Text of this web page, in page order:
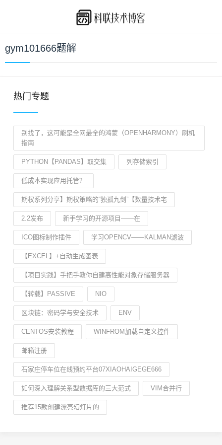
gym101666题解
热门专题
别找了，这可能是全网最全的鸿蒙（OPENHARMONY）刷机
指南
PYTHON【PANDAS】取交集 列存储索引
低成本实现应用托管？
期权系列分享】期权策略的“独孤九剑”【数量技术宅
2.2发布 新手学习的开源项目——在
ICO图标制作插件 学习OPENCV——KALMAN滤波
【EXCEL】+自动生成图表
【项目实践】手把手教你自建高性能对象存储服务器
【转载】PASSIVE NIO
区块链：密码学与安全技术 ENV
CENTOS安装教程 WINFROM加载自定义控件
邮箱注册
石家庄停车位在线预约平台07XIAOHAIGEGE666
如何深入理解关系型数据库的三大范式 VIM合并行
推荐15款创建漂亮幻灯片的